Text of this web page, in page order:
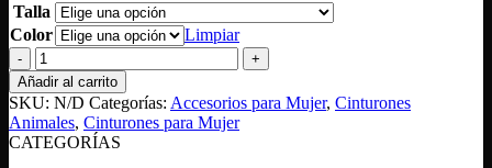
Talla
Color
Limpiar
Cinturón
Mariposa
Hueca
cantidad
Añadir al carrito
SKU: N/D Categorías: Accesorios para Mujer, Cinturones
Animales, Cinturones para Mujer
CATEGORÍAS